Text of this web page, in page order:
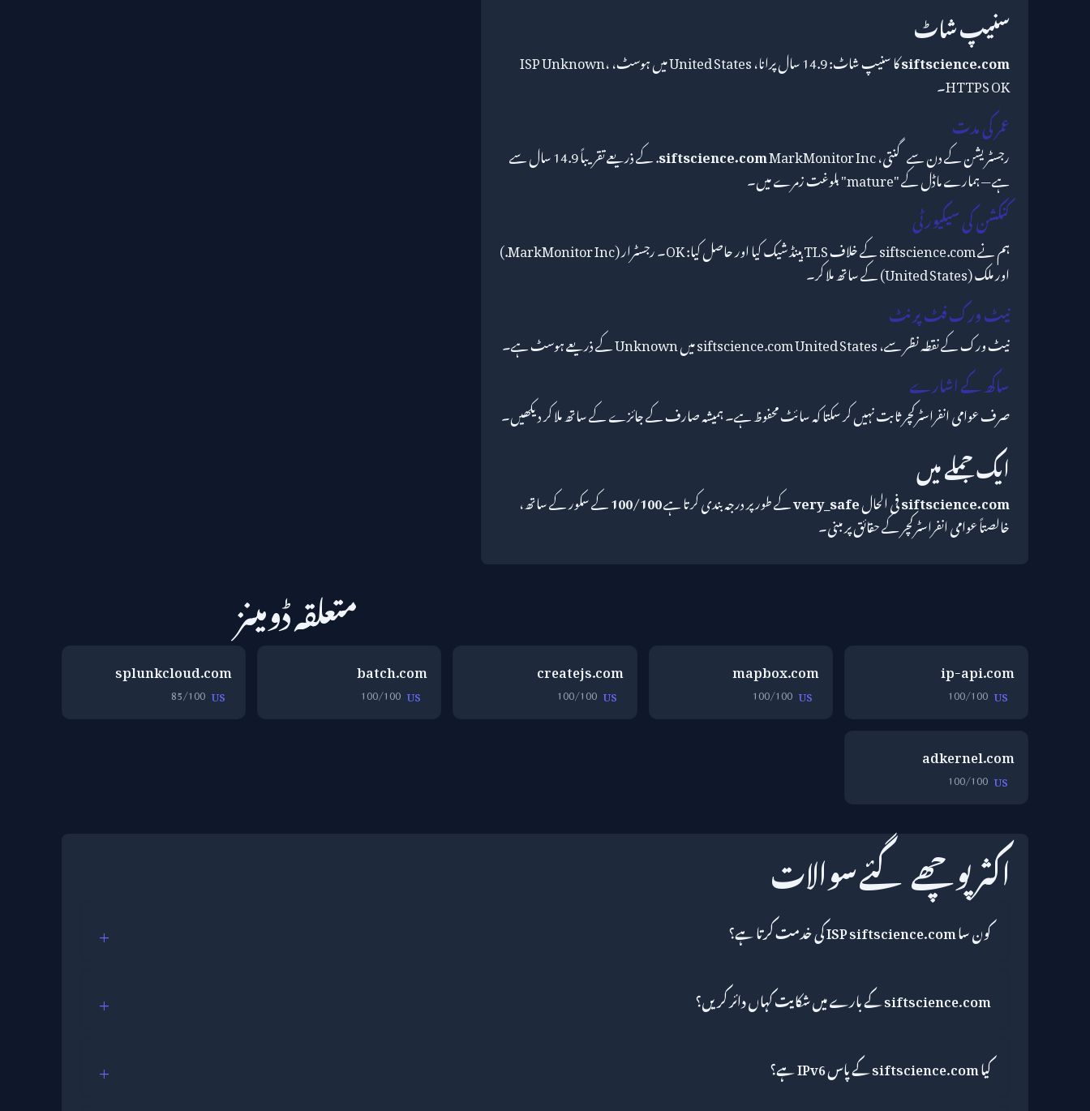
سنیپ شاٹ
siftscience.com کا سنیپ شاٹ: 14.9 سال پرانا، United States میں ہوسٹ، ISP Unknown،
HTTPS OK۔
عمر کی مدت
رجسٹریشن کے دن سے گنتی، siftscience.com MarkMonitor Inc. کے ذریعے تقریباً 14.9 سال سے
ہے — ہمارے ماڈل کے "mature" بلوغت زمرے میں۔
کنکشن کی سیکیورٹی
ہم نے siftscience.com کے خلاف TLS ہینڈ شیک کیا اور حاصل کیا: OK۔ رجسٹرار (MarkMonitor Inc.)
اور ملک (United States) کے ساتھ ملا کر۔
نیٹ ورک فٹ پرنٹ
نیٹ ورک کے نقطہ نظر سے، siftscience.com United States میں Unknown کے ذریعے ہوسٹ ہے۔
ساکھ کے اشارے
صرف عوامی انفراسٹرکچر ثابت نہیں کر سکتا کہ سائٹ محفوظ ہے۔ ہمیشہ صارف کے جائزے کے ساتھ ملا کر دیکھیں۔
ایک جملے میں
siftscience.comفی الحالvery_safeکے طور پر درجہ بندی کرتا ہے100/100کے سکور کے ساتھ،
خالصتاً عوامی انفراسٹرکچر کے حقائق پر مبنی۔
متعلقہ ڈومینز
ip-api.com
US
100/100
mapbox.com
US
100/100
createjs.com
US
100/100
batch.com
US
100/100
splunkcloud.com
US
85/100
adkernel.com
US
100/100
اکثر پوچھے گئے سوالات
کون سا ISP siftscience.com کی خدمت کرتا ہے؟
siftscience.com کے بارے میں شکایت کہاں دائر کریں؟
کیا siftscience.com کے پاس IPv6 ہے؟